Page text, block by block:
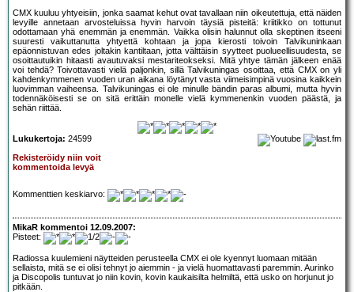
CMX kuuluu yhtyeisiin, jonka saamat kehut ovat tavallaan niin oikeutettuja, että näiden
levyille annetaan arvosteluissa hyvin harvoin täysiä pisteitä: kriitikko on tottunut
odottamaan yhä enemmän ja enemmän. Vaikka olisin halunnut olla skeptinen itseeni
suuresti vaikuttanutta yhtyettä kohtaan ja jopa kierosti toivoin Talvikuninkaan
epäonnistuvan edes joltakin kantiltaan, jotta välttäisin syytteet puolueellisuudesta, se
osoittautuikin hitaasti avautuvaksi mestariteokseksi. Mitä yhtye tämän jälkeen enää
voi tehdä? Toivottavasti vielä paljonkin, sillä Talvikuningas osoittaa, että CMX on yli
kahdenkymmenen vuoden uran aikana löytänyt vasta viimeisimpinä vuosina kaikkein
luovimman vaiheensa. Talvikuningas ei ole minulle bändin paras albumi, mutta hyvin
todennäköisesti se on sitä erittäin monelle vielä kymmenenkin vuoden päästä, ja
sehän riittää.
Lukukertoja: 24599
Rekisteröidy niin voit
kommentoida levyä
Kommenttien keskiarvo:
MikaR kommentoi 12.09.2007:
Pisteet:
Radiossa kuulemieni näytteiden perusteella CMX ei ole kyennyt luomaan mitään
sellaista, mitä se ei olisi tehnyt jo aiemmin - ja vielä huomattavasti paremmin. Aurinko
ja Discopolis tuntuvat jo niin kovin, kovin kaukaisilta helmiltä, että usko on horjunut jo
pitkään.